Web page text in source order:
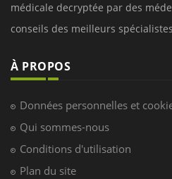
médicale decryptée par des
conseils des meilleurs
À PROPOS
Données personnelles et
Qui sommes-nous
Conditions d'utilisation
Plan du site